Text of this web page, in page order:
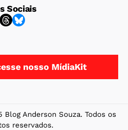
Sociais
nosso MídiaKit
Anderson Souza. Todos os
reservados.